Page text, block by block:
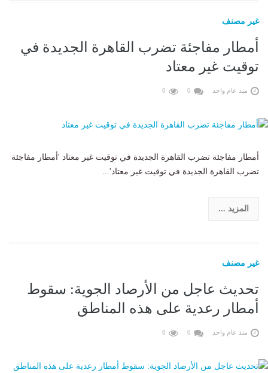
غير مصنف
أمطار مفاجئة تضرب القاهرة الجديدة في
توقيت غير معتاد
منذ عام واحد 0
0
أمطار مفاجئة تضرب القاهرة الجديدة في توقيت غير معتاد 'أمطار مفاجئة
تضرب القاهرة الجديدة في توقيت غير معتاد'...
المزيد ...
غير مصنف
تحديث عاجل من الأرصاد الجوية: سقوط
أمطار رعدية على هذه المناطق
منذ عام واحد 0
0